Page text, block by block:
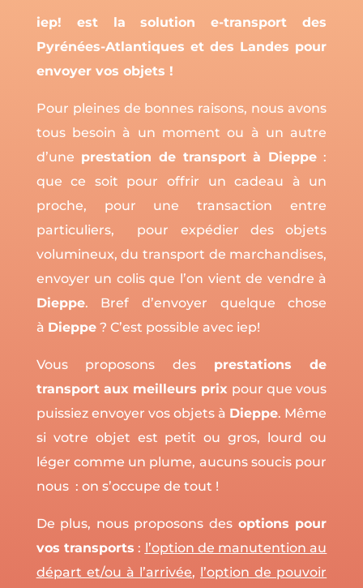
iep! est la solution e-transport des
Pyrénées-Atlantiques et des Landes pour
envoyer vos objets !
Pour pleines de bonnes raisons, nous avons
tous besoin à un moment ou à un autre
d’une prestation de transport à Dieppe :
que ce soit pour offrir un cadeau à un
proche, pour une transaction entre
particuliers, pour expédier des objets
volumineux, du transport de marchandises,
envoyer un colis que l’on vient de vendre à
Dieppe. Bref d’envoyer quelque chose
à Dieppe? C’est possible avec iep!
Vous proposons des prestations de
transport aux meilleurs prix pour que vous
puissiez envoyer vos objets à Dieppe. Même
si votre objet est petit ou gros, lourd ou
léger comme un plume, aucuns soucis pour
nous : on s’occupe de tout !
De plus, nous proposons des options pour
vos transports : l’option de manutention au
départ et/ou à l’arrivée, l’option de pouvoir